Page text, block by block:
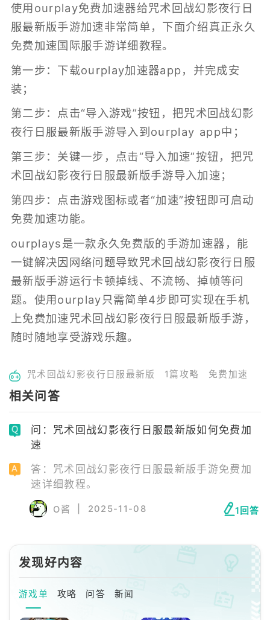
使用ourplay免费加速器给咒术回战幻影夜行日
服最新版手游加速非常简单，下面介绍真正永久
免费加速国际服手游详细教程。
第一步：下载ourplay加速器app，并完成安
装；
第二步：点击“导入游戏”按钮，把咒术回战幻影
夜行日服最新版手游导入到ourplay app中；
第三步：关键一步，点击“导入加速”按钮，把咒
术回战幻影夜行日服最新版手游导入加速；
第四步：点击游戏图标或者“加速”按钮即可启动
免费加速功能。
ourplays是一款永久免费版的手游加速器 ，能
一键解决因网络问题导致咒术回战幻影夜行日服
最新版手游运行卡顿掉线、不流畅、掉帧等问
题。使用ourplay只需简单4步即可实现在手机
上免费加速咒术回战幻影夜行日服最新版手游，
随时随地享受游戏乐趣。
咒术回战幻影夜行日服最新版 1篇攻略 免费加速
相关问答
问：咒术回战幻影夜行日服最新版如何免费加
速
答：咒术回战幻影夜行日服最新版手游免费加
速详细教程。
O酱 2025-11-08 1回答
发现好内容
游戏单 攻略 问答 新闻